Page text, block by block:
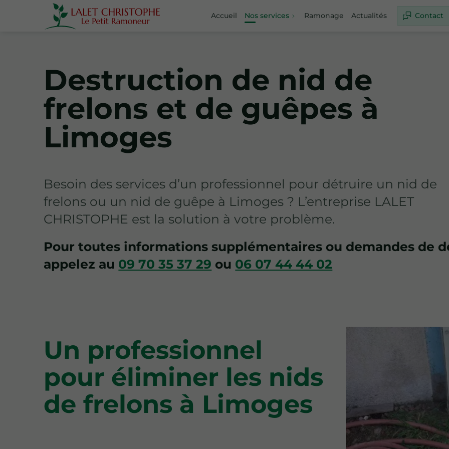
Accueil Nos services Ramonage Actualités Contact
Destruction de nid de
frelons et de guêpes à
Limoges
Besoin des services d’un professionnel pour détruire un nid de
frelons ou un nid de guêpe à Limoges ? L’entreprise LALET
CHRISTOPHE est la solution à votre problème.
Pour toutes informations supplémentaires ou demandes de
appelez au 09 70 35 37 29 ou 06 07 44 44 02
Un professionnel
pour éliminer les nids
de frelons à Limoges